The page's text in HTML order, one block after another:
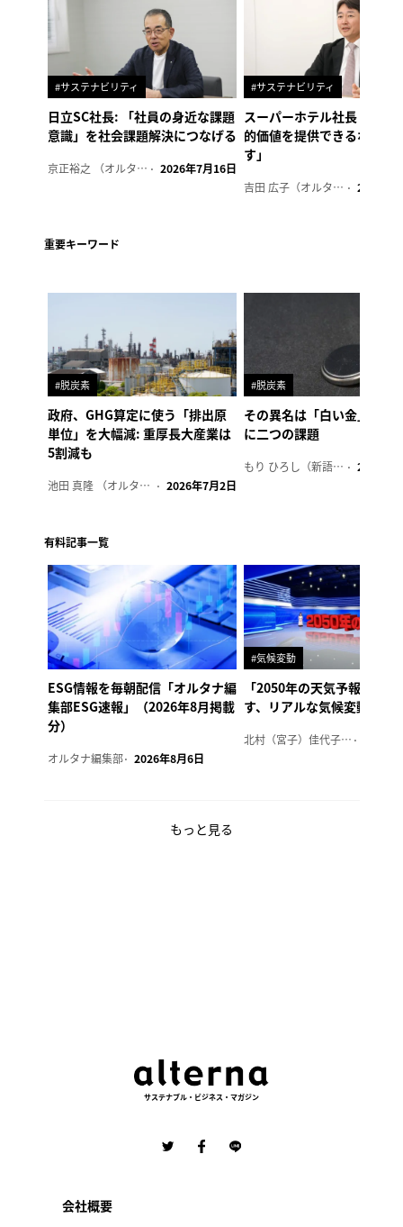
#サステナビリティ
日立SC社長: 「社員の身近な課題
意識」を社会課題解決につなげる
京正裕之 （オルタナ副編集長） 2026年7月16日
#サステナビリティ
スーパーホテル社長「地域
的価値を提供できるホテル
す」
吉田 広子（オルタナ輪番編集長） 2026年6
重要キーワード
#脱炭素
政府、GHG算定に使う「排出原
単位」を大幅減: 重厚長大産業は
5割減も
池田 真隆 （オルタナ輪番編集長） 2026年7月2日
#脱炭素
その異名は「白い金」、リ
に二つの課題
もり ひろし（新語ウォッチャー） 2023年7
有料記事一覧
ESG情報を毎朝配信「オルタナ編
集部ESG速報」（2026年8月掲載
分）
オルタナ編集部 2026年8月6日
#気候変動
「2050年の天気予報 Ver.2
す、リアルな気候変動の影
北村（宮子）佳代子（オルタナ輪番編集長）
もっと見る
サステナブル・ビジネス・マガジン
会社概要